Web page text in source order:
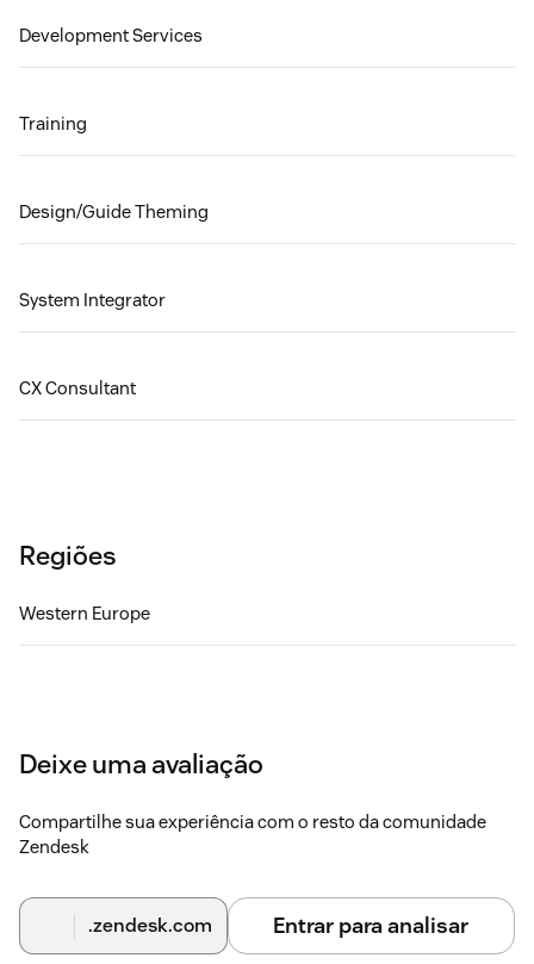
Development Services
Training
Design/Guide Theming
System Integrator
CX Consultant
Regiões
Western Europe
Deixe uma avaliação
Compartilhe sua experiência com o resto da comunidade
Zendesk
.zendesk.com Entrar para analisar